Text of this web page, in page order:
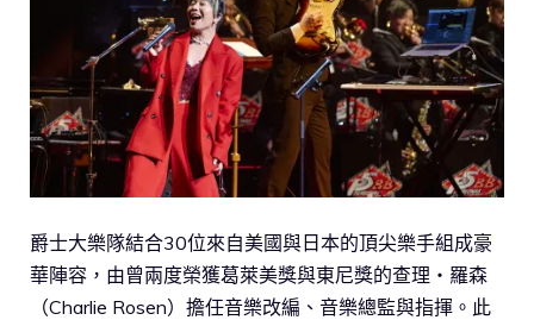
爵士大樂隊結合30位來自美國與日本的頂尖樂手組成豪
華陣容，由曾兩度榮獲葛萊美獎與東尼獎的查理・羅森
（Charlie Rosen）擔任音樂改編、音樂總監與指揮。此